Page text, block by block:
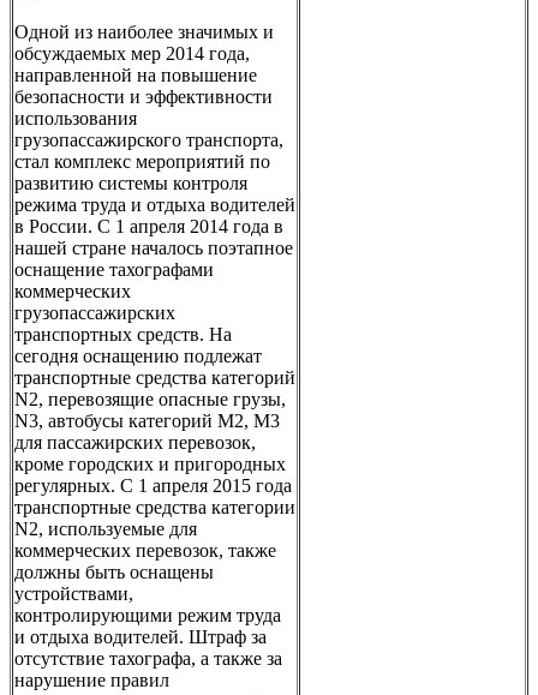
Одной из наиболее значимых и
обсуждаемых мер 2014 года,
направленной на повышение
безопасности и эффективности
использования
грузопассажирского транспорта,
стал комплекс мероприятий по
развитию системы контроля
режима труда и отдыха водителей
в России. С 1 апреля 2014 года в
нашей стране началось поэтапное
оснащение тахографами
коммерческих
грузопассажирских
транспортных средств. На
сегодня оснащению подлежат
транспортные средства категорий
N2, перевозящие опасные грузы,
N3, автобусы категорий M2, M3
для пассажирских перевозок,
кроме городских и пригородных
регулярных. С 1 апреля 2015 года
транспортные средства категории
N2, используемые для
коммерческих перевозок, также
должны быть оснащены
устройствами,
контролирующими режим труда
и отдыха водителей. Штраф за
отсутствие тахографа, а также за
нарушение правил